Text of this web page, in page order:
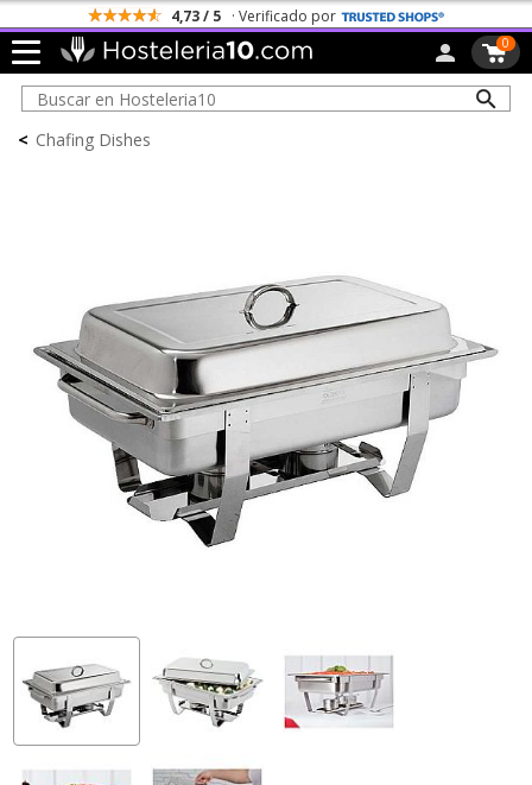
4,73 / 5 · Verificado por
0
< Chafing Dishes